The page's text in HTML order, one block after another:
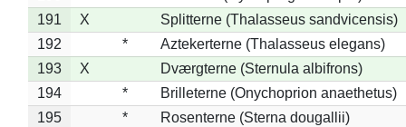
191
X
Splitterne (Thalasseus sandvicensis)
192
*
Aztekerterne (Thalasseus elegans)
193
X
Dværgterne (Sternula albifrons)
194
*
Brilleterne (Onychoprion anaethetus)
195
*
Rosenterne (Sterna dougallii)